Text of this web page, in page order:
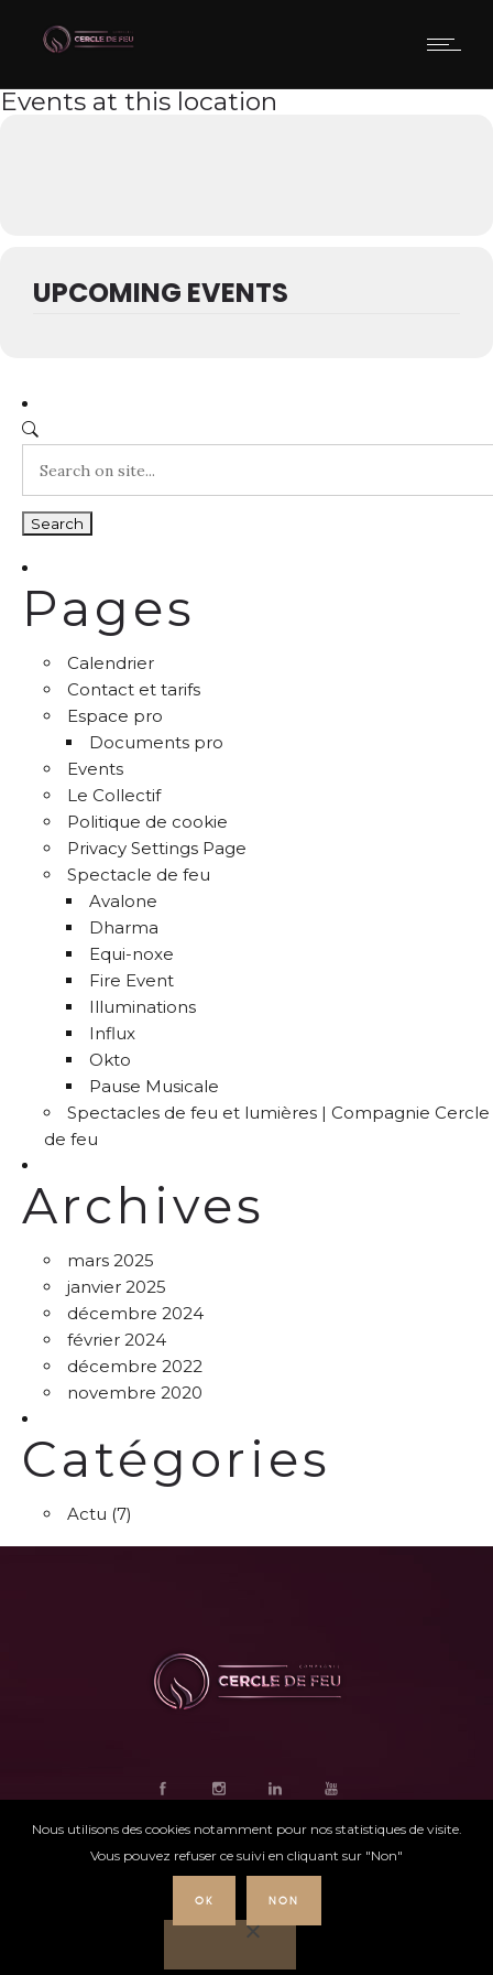
Events at this location
UPCOMING EVENTS
Pages
Calendrier
Contact et tarifs
Espace pro
Documents pro
Events
Le Collectif
Politique de cookie
Privacy Settings Page
Spectacle de feu
Avalone
Dharma
Equi-noxe
Fire Event
Illuminations
Influx
Okto
Pause Musicale
Spectacles de feu et lumières | Compagnie Cercle
de feu
Archives
mars 2025
janvier 2025
décembre 2024
février 2024
décembre 2022
novembre 2020
Catégories
Actu (7)
Nous utilisons des cookies notamment pour nos statistiques de visite.
Vous pouvez refuser ce suivi en cliquant sur "Non"
OK NON